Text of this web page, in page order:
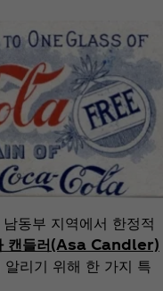
동부 지역에서 한정적
캔들러(Asa Candler)
리기 위해 한 가지 특